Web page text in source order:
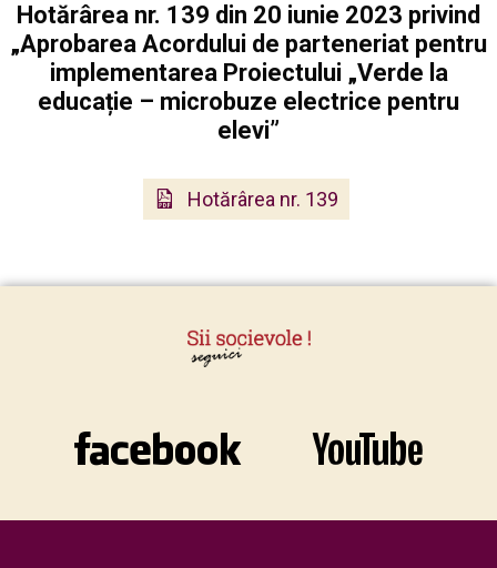
Hotărârea nr. 139 din 20 iunie 2023 privind
„Aprobarea Acordului de parteneriat pentru
implementarea Proiectului „Verde la
educație – microbuze electrice pentru
elevi”
Hotărârea nr. 139